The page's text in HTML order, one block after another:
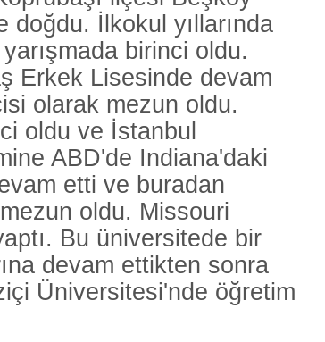
doğdu. İlkokul yıllarında
birinci oldu.
Erkek Lisesinde devam
olarak mezun oldu.
oldu ve İstanbul
ABD'de Indiana'daki
etti ve buradan
oldu. Missouri
Bu üniversitede bir
devam ettikten sonra
Üniversitesi'nde öğretim